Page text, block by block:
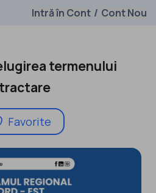
Intră în Cont / Cont Nou
termenului
Favorite